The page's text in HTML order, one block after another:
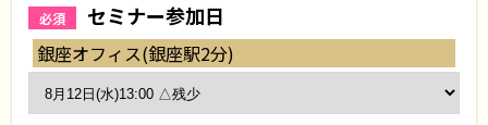
必須 セミナー参加日
銀座オフィス(銀座駅2分)